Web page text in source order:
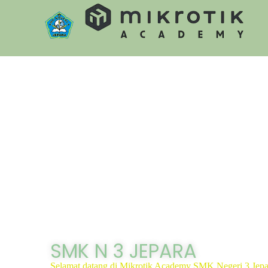
t
SMK N 3 JEPARA
Selamat datang di Mikrotik Academy SMK Negeri 3